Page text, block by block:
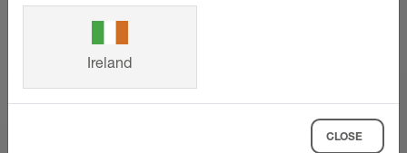
Systems zapewniają zarówno wysoki
się gotowymi projektami budowlano-
remontowymi naszych klientów na
potrzeby planowanego przez Ciebie
Ireland
CLOSE